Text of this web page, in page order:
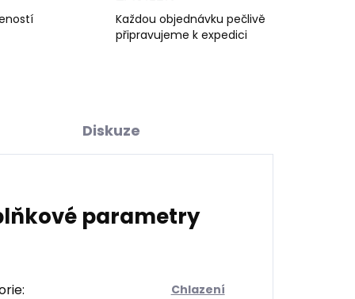
Každou objednávku pečlivě
připravujeme k expedici
Diskuze
parametry
: Chlazení